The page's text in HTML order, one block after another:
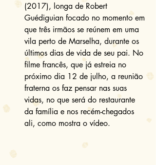
(2017), longa de Robert
Guédiguian focado no momento em
que três irmãos se reúnem em uma
vila perto de Marselha, durante os
últimos dias de vida de seu pai. No
filme francês, que já estreia no
próximo dia 12 de julho, a reunião
fraterna os faz pensar nas suas
vidas, no que será do restaurante
da família e nos recém-chegados
ali, como mostra o vídeo.